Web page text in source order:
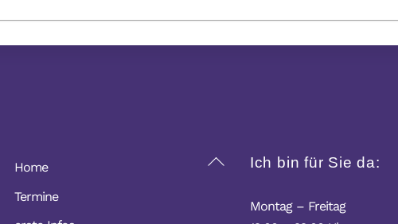
Back
Home
Termine
Ich bin für Sie da:
Montag – Freitag